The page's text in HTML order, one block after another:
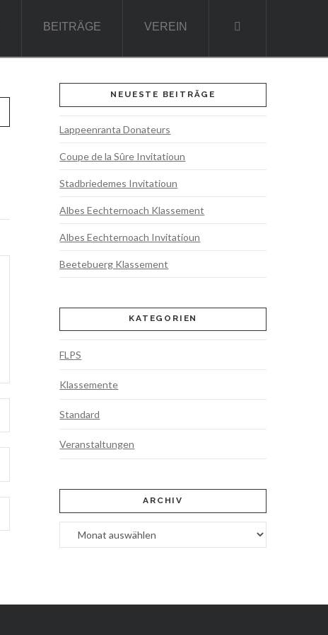
BEITRÄGE VEREIN
NEUESTE BEITRÄGE
Lappeenranta Donateurs
Coupe de la Sûre Invitatioun
Stadbriedemes Invitatioun
Albes Eechternoach Klassement
Albes Eechternoach Invitatioun
Beetebuerg Klassement
KATEGORIEN
FLPS
Klassemente
Standard
Veranstaltungen
ARCHIV
Archiv